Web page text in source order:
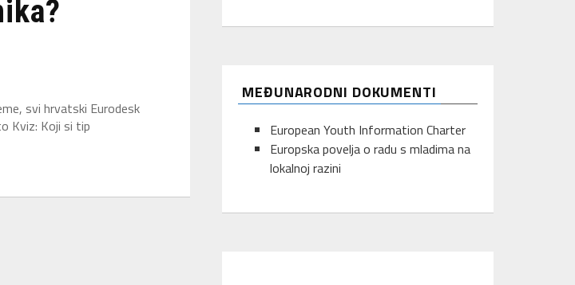
svi hrvatski Eurodesk
Kviz: Koji si tip
MEĐUNARODNI DOKUMENTI
European Youth Information Charter
Europska povelja o radu s mladima na
lokalnoj razini